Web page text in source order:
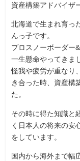
資産構築アドバイザ
北海道で生まれ育っ
んっ子です。
プロスノーボーダー
一生懸命やってきま
怪我や疲労が重なり
き合った時、資産構
た。
その時に得た知識と
く日本人の将来の安
をしています。
国内から海外まで幅